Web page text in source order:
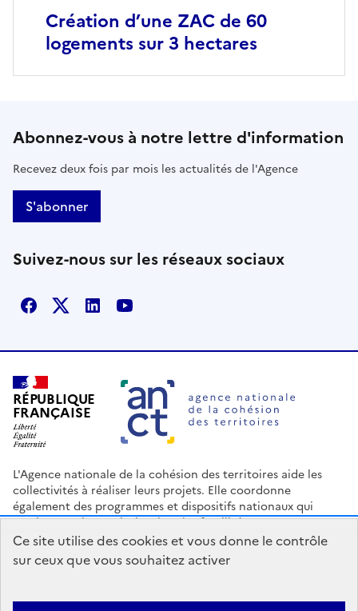
Ce site utilise des cookies et vous donne le contrôle
sur ceux que vous souhaitez activer
Création d’une ZAC de 60
logements sur 3 hectares
Abonnez-vous à notre lettre d'information
Recevez deux fois par mois les actualités de l'Agence
S'abonner
Suivez-nous sur les réseaux sociaux
Facebook
X LinkedinYoutube
RÉPUBLIQUE
FRANÇAISE
L'Agence nationale de la cohésion des territoires aide les
collectivités à réaliser leurs projets. Elle coordonne
également des programmes et dispositifs nationaux qui
soutiennent les territoires les plus fragilisés.
Espace Presse Logo ANCT
data.gouv.fr